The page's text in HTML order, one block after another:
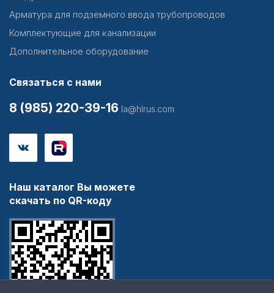
Арматура для подземного ввода трубопроводов
Комплектующие для канализации
Дополнительное оборудование
Связаться с нами
8 (985) 220-39-16 la@hlrus.com
Наш каталог Вы можете
скачать по QR-коду